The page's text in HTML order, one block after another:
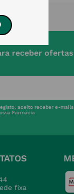
receber
aceito receber e-
Farmácia
fixa